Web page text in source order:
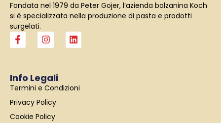
Fondata nel 1979 da Peter Gojer, l’azienda bolzanina Koch
si è specializzata nella produzione di pasta e prodotti
surgelati.
F
a
o
o
k
-
f
I
n
g
r
a
m
L
i
i
Info Legali
Termini e Condizioni
Privacy Policy
Cookie Policy